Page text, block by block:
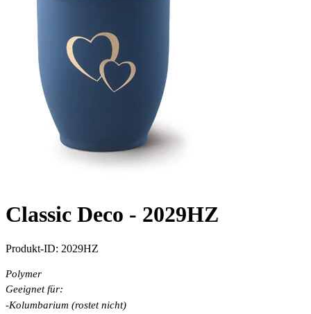
Classic Deco - 2029HZ
Produkt-ID: 2029HZ
Polymer
Geeignet für:
-Kolumbarium (rostet nicht)